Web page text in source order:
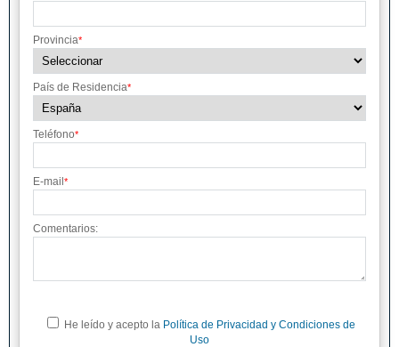
Provincia*
País de Residencia*
Teléfono*
E-mail *
Comentarios:
He leído y acepto la Política de Privacidad y Condiciones de
Uso